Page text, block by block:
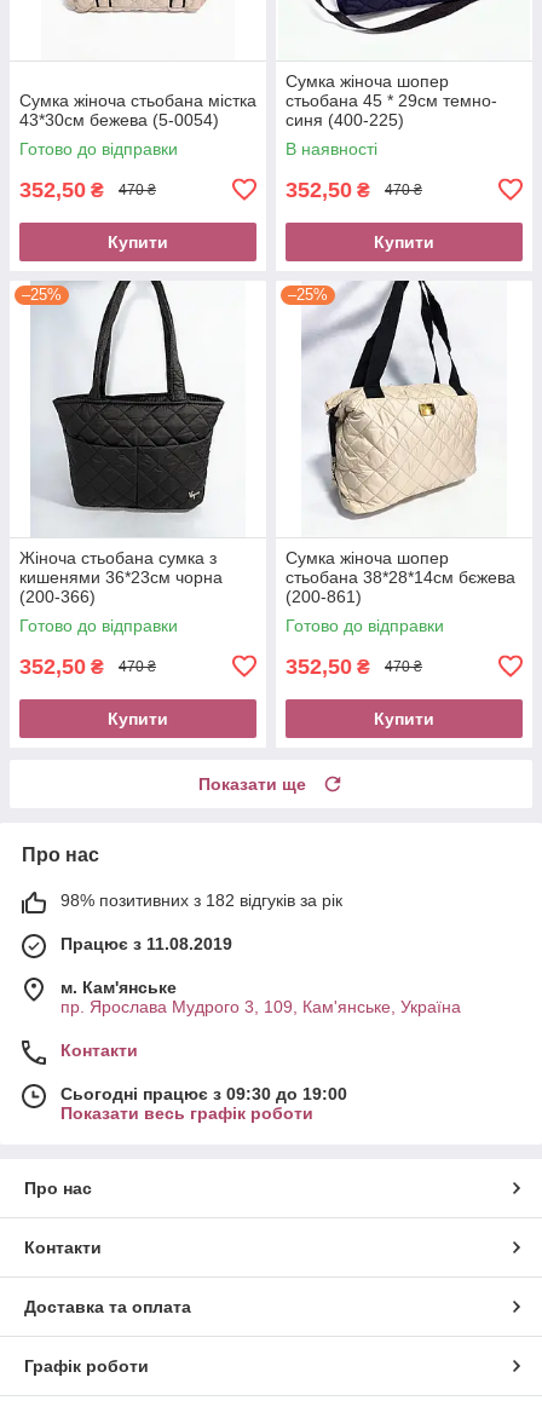
Сумка жіноча стьобана містка
43*30см бежева (5-0054)
Готово до відправки
352,50 ₴ 470 ₴
Купити
Сумка жіноча шопер
стьобана 45 * 29см темно-
синя (400-225)
В наявності
352,50 ₴ 470 ₴
Купити
–25%
Жіноча стьобана сумка з
кишенями 36*23см чорна
(200-366)
Готово до відправки
352,50 ₴ 470 ₴
Купити
–25%
Сумка жіноча шопер
стьобана 38*28*14см бєжева
(200-861)
Готово до відправки
352,50 ₴ 470 ₴
Купити
Показати ще
Про нас
98% позитивних з 182 відгуків за рік
Працює з 11.08.2019
м. Кам'янське
пр. Ярослава Мудрого 3, 109, Кам'янське, Україна
Контакти
Сьогодні працює з 09:30 до 19:00
Показати весь графік роботи
Про нас
Контакти
Доставка та оплата
Графік роботи